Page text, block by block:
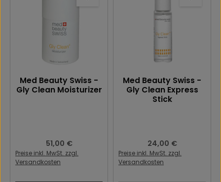
Med Beauty Swiss -
Gly Clean Moisturizer
Regulärer Preis:
51,00 €
Preise inkl. MwSt. zzgl.
Versandkosten
Med Beauty Swiss -
Gly Clean Express
Stick
Regulärer Preis:
24,00 €
Preise inkl. MwSt. zzgl.
Versandkosten